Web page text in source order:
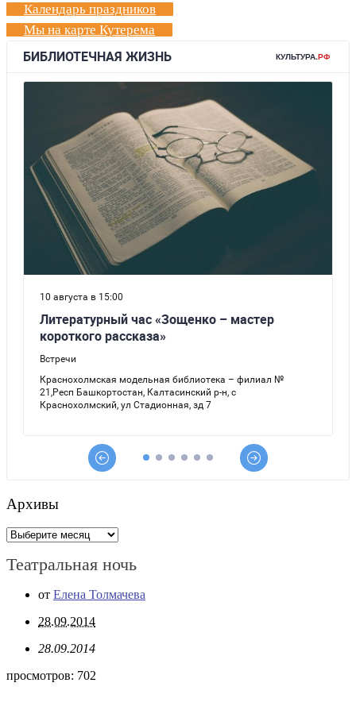
Календарь праздников
Мы на карте Кутерема
Архивы
Архивы
Театральная ночь
от Елена Толмачева
28.09.2014
28.09.2014
просмотров: 702